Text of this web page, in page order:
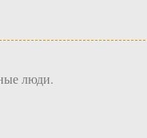
люди.